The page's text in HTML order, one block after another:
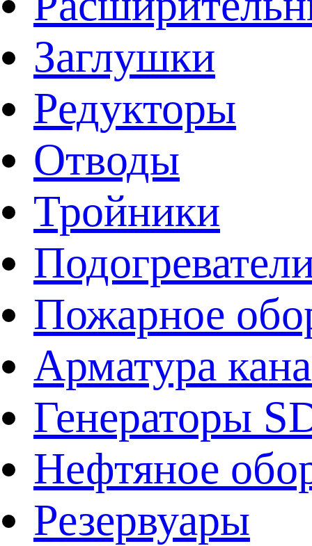
Заглушки
Редукторы
Отводы
Тройники
Пожарное
Арматура
Генераторы
Нефтяное
Резервуары